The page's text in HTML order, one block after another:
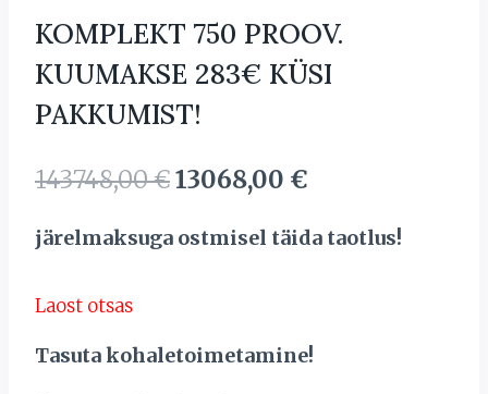
KOMPLEKT 750 PROOV.
KUUMAKSE 283€ KÜSI
PAKKUMIST!
143748,00€Algne
13068,00 €
järelmaksuga ostmisel täida taotlus!
Laost otsas
Tasuta kohaletoimetamine!